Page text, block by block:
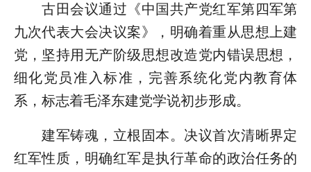
古田会议通过《中国共产党红军第四军第
九次代表大会决议案》，明确着重从思想上建
党，坚持用无产阶级思想改造党内错误思想，
细化党员准入标准，完善系统化党内教育体
系，标志着毛泽东建党学说初步形成。
建军铸魂，立根固本。决议首次清晰界定
红军性质，明确红军是执行革命的政治任务的